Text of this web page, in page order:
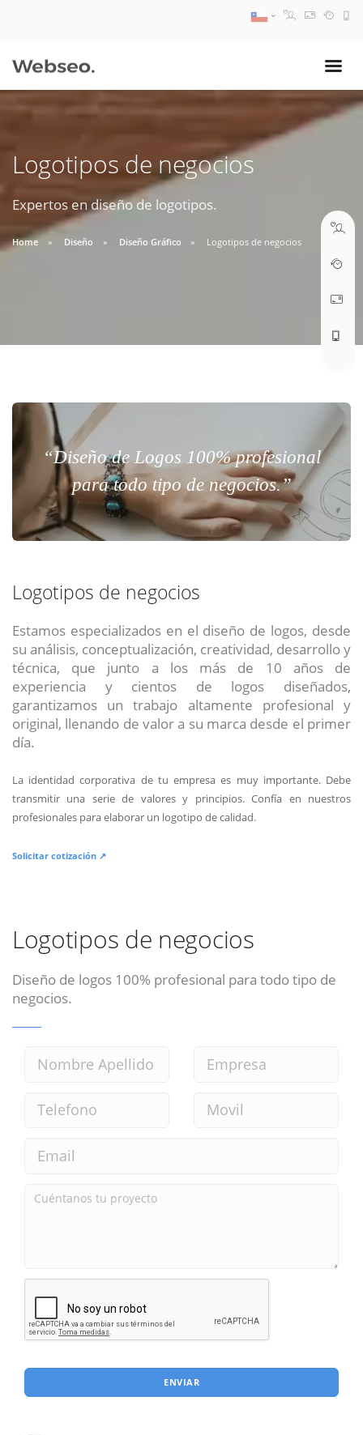
Logotipos de negocios
Expertos en diseño de logotipos.
Home Diseño Diseño Gráfico Logotipos de negocios
“Diseño de Logos 100% profesional
para todo tipo de negocios.”
Logotipos de negocios
Estamos especializados en el diseño de logos, desde
su análisis, conceptualización, creatividad, desarrollo y
técnica, que junto a los más de 10 años de
experiencia y cientos de logos diseñados,
garantizamos un trabajo altamente profesional y
original, llenando de valor a su marca desde el primer
día.
La identidad corporativa de tu empresa es muy importante. Debe
transmitir una serie de valores y principios. Confía en nuestros
profesionales para elaborar un logotipo de calidad.
Solicitar cotización ↗
Logotipos de negocios
Diseño de logos 100% profesional para todo tipo de
negocios.
ENVIAR
09:30 AM A 18:30 PM
soporte@webseo.cl